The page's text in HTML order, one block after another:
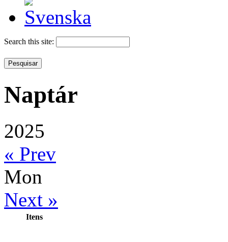
Search this site:
Naptár
2025
« Prev
Mon
Next »
Itens